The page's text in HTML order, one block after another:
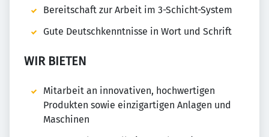
Bereitschaft zur Arbeit im 3-Schicht-System
Gute Deutschkenntnisse in Wort und Schrift
WIR BIETEN
Mitarbeit an innovativen, hochwertigen
Produkten sowie einzigartigen Anlagen und
Maschinen